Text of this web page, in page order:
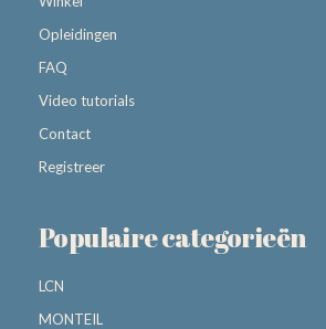
Opleidingen
FAQ
Video tutorials
Contact
Registreer
Populaire categorieën
LCN
MONTEIL